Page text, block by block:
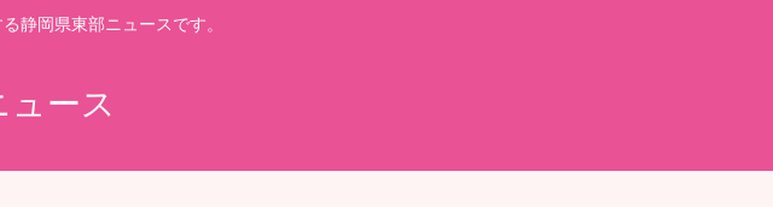
静岡県東部ニュースです。
ュース